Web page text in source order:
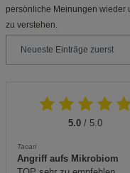
persönliche Meinungen wieder
zu verstehen.
5.0 / 5.0
Tacari
Angriff aufs Mikrobiom